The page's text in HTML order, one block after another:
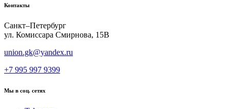
Контакты
Санкт–Петербург
ул. Комиссара Смирнова, 15В
union.gk@yandex.ru
+7 995 997 9399
Мы в соц. сетях